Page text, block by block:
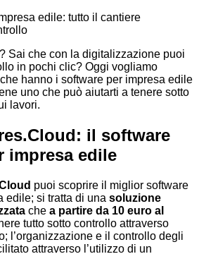
Sai che con la digitalizzazione puoi
in pochi clic? Oggi vogliamo
hanno i software per impresa edile
uno che può aiutarti a tenere sotto
lavori.
il software
impresa edile
puoi scoprire il miglior software
edile; si tratta di una soluzione
che a partire da 10 euro al
tutto sotto controllo attraverso
l’organizzazione e il controllo degli
attraverso l’utilizzo di un